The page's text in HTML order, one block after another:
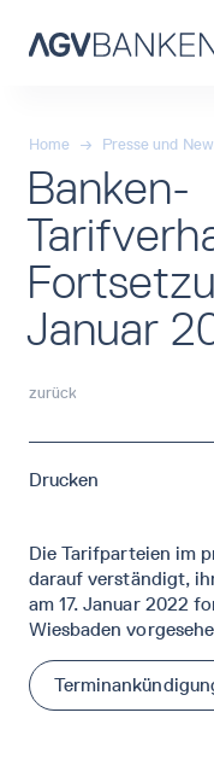
Home → Presse und
Banken-
Januar
zurück
Drucken
Die Tarifparteien im
darauf verständigt,
am 17. Januar 2022
Wiesbaden